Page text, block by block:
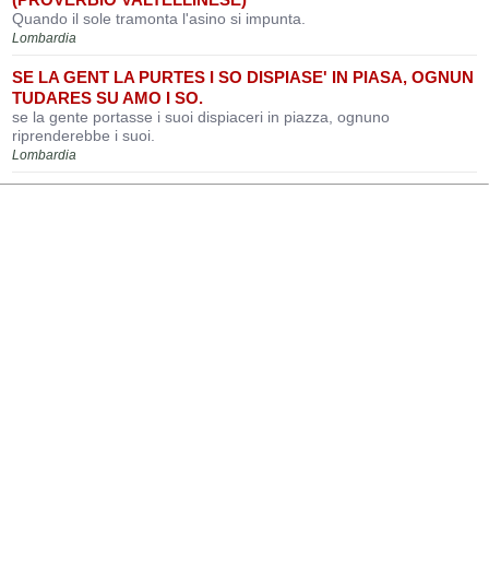
Quando il sole tramonta l'asino si impunta.
Lombardia
SE LA GENT LA PURTES I SO DISPIASE' IN PIASA, OGNUN
TUDARES SU AMO I SO.
se la gente portasse i suoi dispiaceri in piazza, ognuno
riprenderebbe i suoi.
Lombardia